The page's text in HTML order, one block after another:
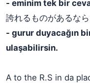
- eminim tek bir
誇れるものがあるな
- gurur duyacağın
ulaşabilirsin.
A to the R.S in da